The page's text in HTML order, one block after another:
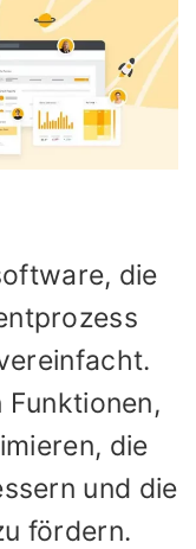
die
Funktionen,
die
und die
fördern.